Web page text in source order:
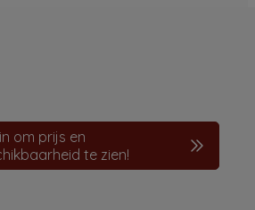
om prijs en
te zien!